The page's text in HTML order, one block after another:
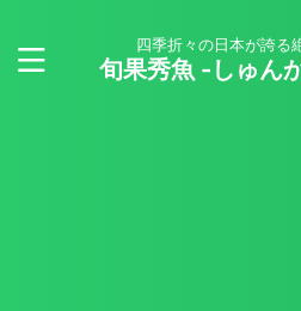
四季折々の日本が誇る
旬果秀魚 -しゅん